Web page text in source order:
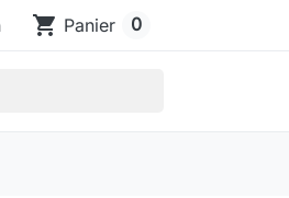
shopping_cart Panier 0